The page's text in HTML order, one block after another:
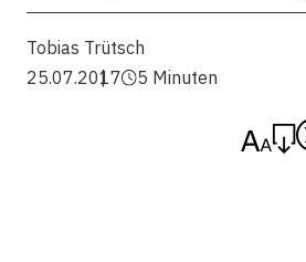
Tobias Trütsch
25.07.2017
5 Minuten